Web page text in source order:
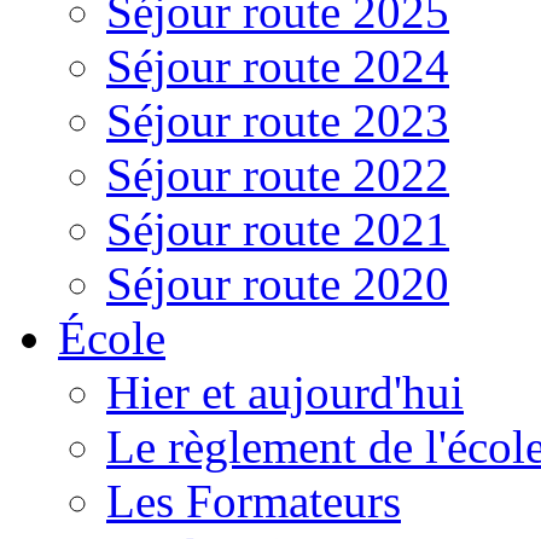
Séjour route 2025
Séjour route 2024
Séjour route 2023
Séjour route 2022
Séjour route 2021
Séjour route 2020
École
Hier et aujourd'hui
Le règlement de
Les Formateurs